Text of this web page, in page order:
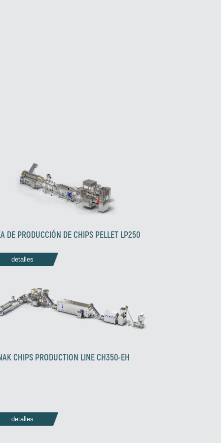
DE PRODUCCIÓN DE CHIPS PELLET LP250
detalles
CHIPS PRODUCTION LINE CH350-EH
detalles